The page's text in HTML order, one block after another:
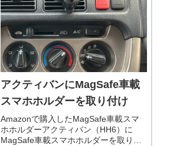
アクティバンにMagSafe車載
スマホホルダーを取り付け
Amazonで購入したMagSafe車載スマ
ホホルダーアクティバン（HH6）に
MagSafe車載スマホホルダーを取り付